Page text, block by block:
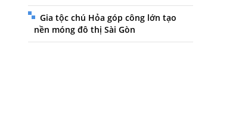
Gia tộc chú Hỏa góp công lớn tạo
nền móng đô thị Sài Gòn